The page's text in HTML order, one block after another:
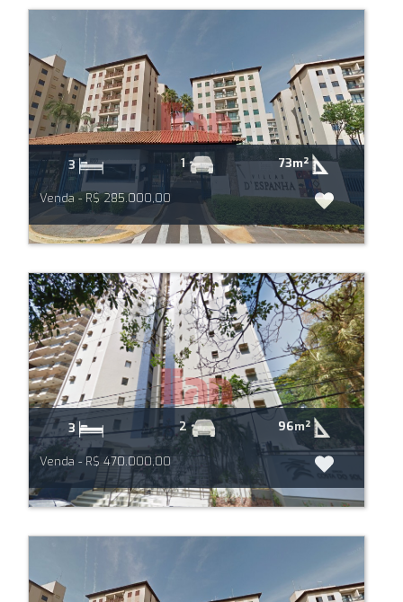
3 1 73m²
Venda - R$ 285.000,00
3 2 96m²
Venda - R$ 470.000,00